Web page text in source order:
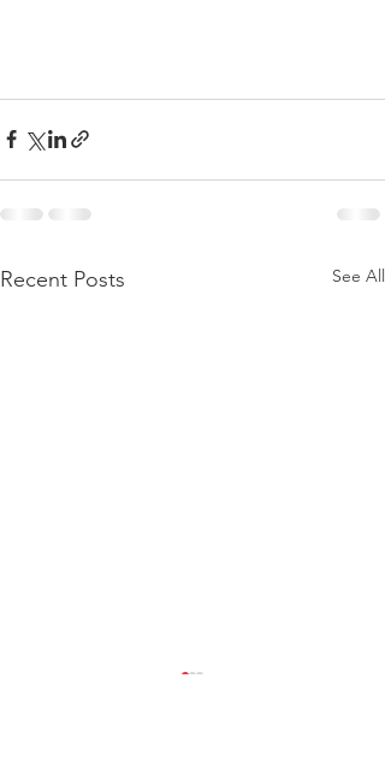
Recent Posts See All